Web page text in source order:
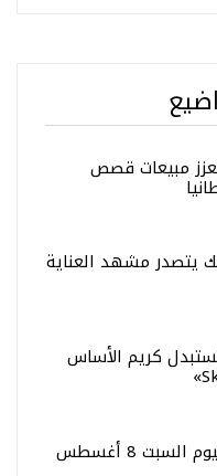
2026 تعزز مبيعات قصص
يتصدر مشهد العناية
كريم الأساس
توقعـات الأبراج اليوم السبت 8 أغسطس